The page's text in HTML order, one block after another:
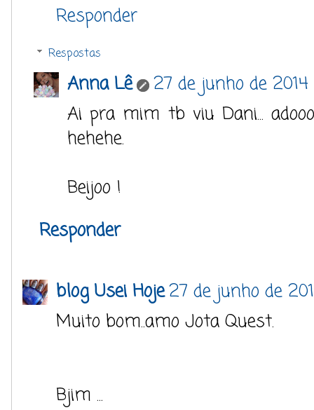
Responder
Respostas
Anna Lê
27 de junho de 2014
Ai pra mim tb viu Dani...
hehehe.
Beijoo !
Responder
blog Usei Hoje27 de junho de
Muito bom..amo Jota Quest.
Bjim ...